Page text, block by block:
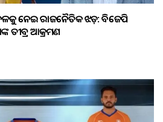
ନେଇ ରାଜନୈତିକ ଝଡ଼: ବିଜେପି
ତୀବ୍ର ଆକ୍ରମଣ